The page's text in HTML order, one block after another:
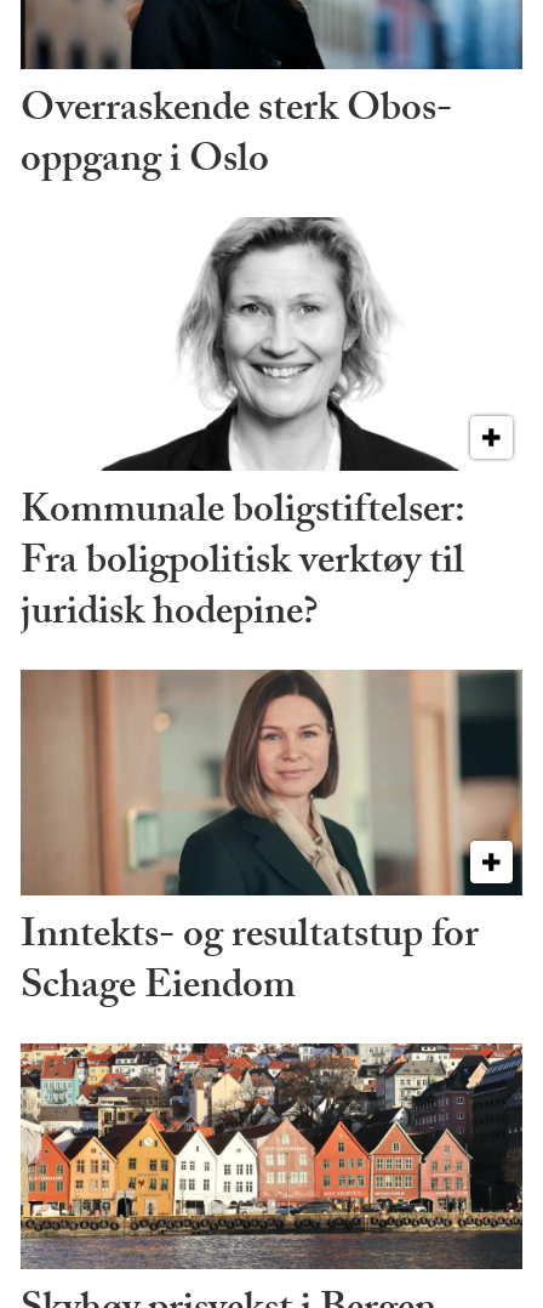
Overraskende sterk Obos-
oppgang i Oslo
Kommunale boligstiftelser:
Fra boligpolitisk verktøy til
juridisk hodepine?
Inntekts- og resultatstup for
Schage Eiendom